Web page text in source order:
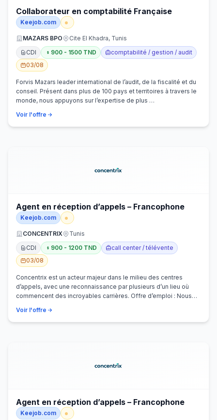
Collaborateur en comptabilité Française
Keejob.com
MAZARS BPO
Cite El Khadra, Tunis
CDI
900 - 1500 TND
comptabilité / gestion / audit
03/08
Forvis Mazars leader international de l’audit, de la fiscalité et du
conseil. Présent dans plus de 100 pays et territoires à travers le
monde, nous appuyons sur l’expertise de plus …
Voir l'offre
Agent en réception d’appels – Francophone
Keejob.com
CONCENTRIX
Tunis
CDI
900 - 1200 TND
call center / télévente
03/08
Concentrix est un acteur majeur dans le milieu des centres
d’appels, avec une reconnaissance par plusieurs d’un lieu où
commencent des incroyables carrières. Offre d’emploi : Nous
Voir l'offre
Agent en réception d’appels – Francophone
Keejob.com